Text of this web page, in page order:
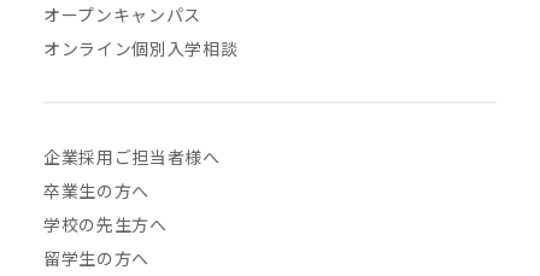
オープンキャンパス
オンライン個別入学相談
企業採用ご担当者様へ
卒業生の方へ
学校の先生方へ
留学生の方へ